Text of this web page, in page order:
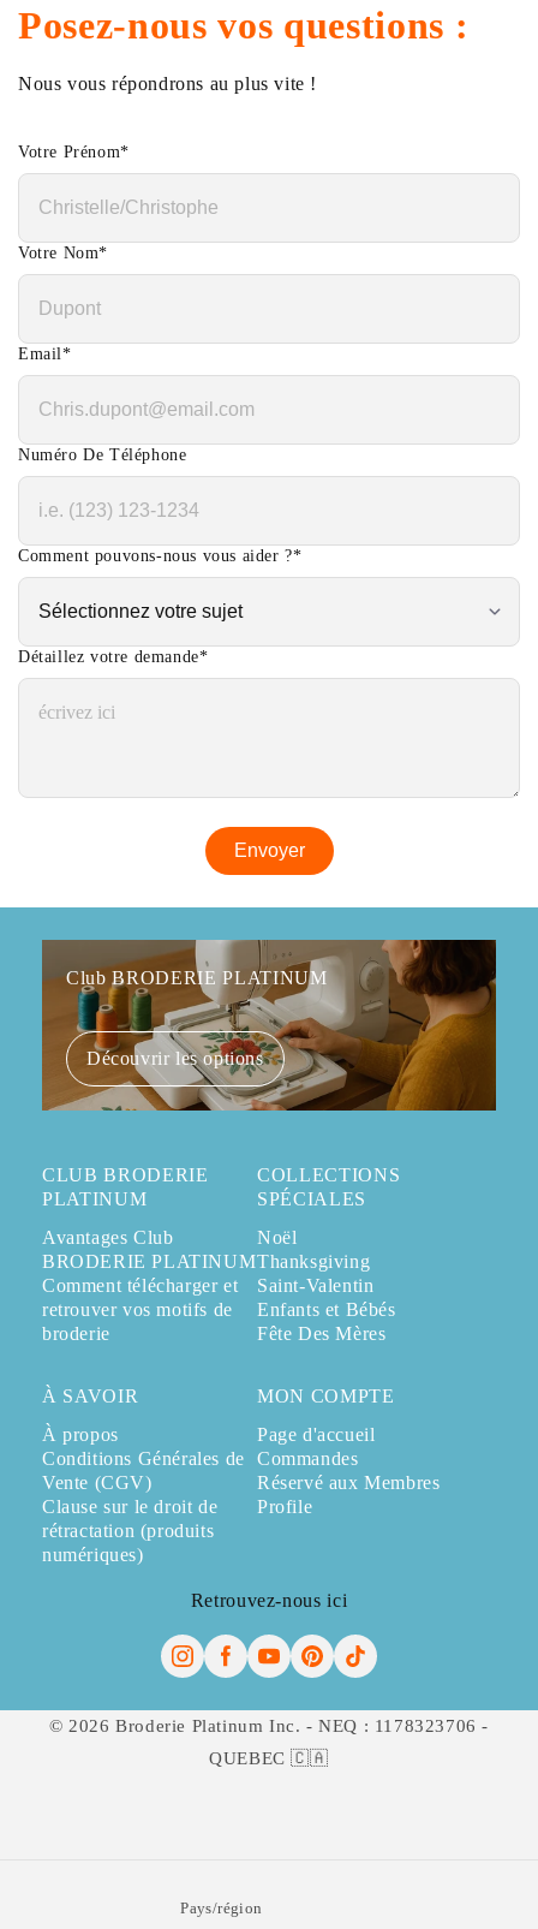
Posez-nous vos questions :
Nous vous répondrons au plus vite !
Votre Prénom*
Votre Nom*
Email*
Numéro De Téléphone
Comment pouvons-nous vous aider ?*
Détaillez votre demande*
Club BRODERIE PLATINUM
Découvrir les options
CLUB BRODERIE
PLATINUM
Avantages Club
BRODERIE PLATINUM
Comment télécharger et
retrouver vos motifs de
broderie
COLLECTIONS
SPÉCIALES
Noël
Thanksgiving
Saint-Valentin
Enfants et Bébés
Fête Des Mères
À SAVOIR
À propos
Conditions Générales de
Vente (CGV)
Clause sur le droit de
rétractation (produits
numériques)
MON COMPTE
Page d'accueil
Commandes
Réservé aux Membres
Profile
Retrouvez-nous ici
© 2026 Broderie Platinum Inc. - NEQ : 1178323706 -
QUEBEC 🇨🇦
Pays/région